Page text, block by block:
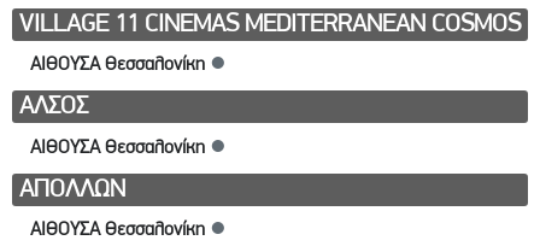
VILLAGE 11 CINEMAS MEDITERRANEAN COSMOS
ΑΙΘΟΥΣΑ Θεσσαλονίκη ●
ΑΛΣΟΣ
ΑΙΘΟΥΣΑ Θεσσαλονίκη ●
ΑΠΟΛΛΩΝ
ΑΙΘΟΥΣΑ Θεσσαλονίκη ●